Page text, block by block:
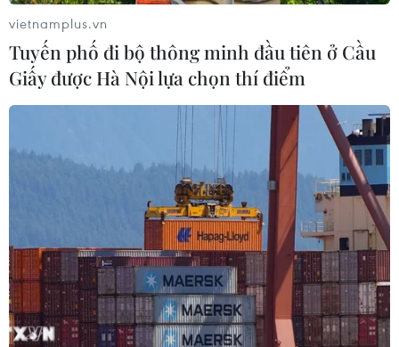
vietnamplus.vn
Tuyến phố đi bộ thông minh đầu tiên ở Cầu
Giấy được Hà Nội lựa chọn thí điểm